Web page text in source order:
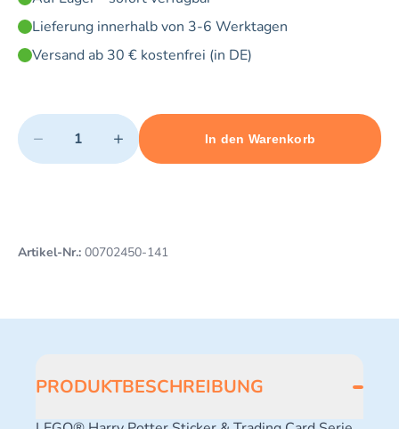
Lieferung innerhalb von 3-6 Werktagen
Versand ab 30 € kostenfrei (in DE)
Quantity
− +
Minimum quantity: 1 Maximum quantity: 3
In den Warenkorb
Add 1 item to cart
Artikel-Nr.: 00702450-141
PRODUKTBESCHREIBUNG